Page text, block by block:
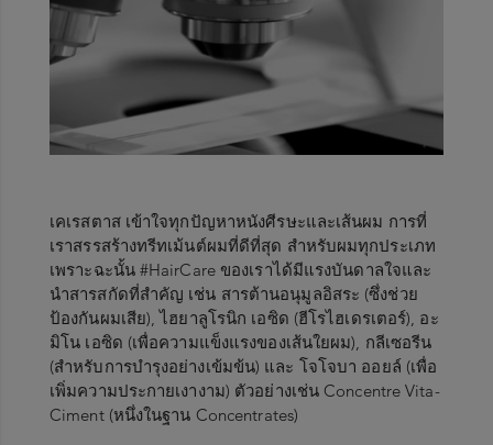
เคเรสตาส เข้าใจทุกปัญหาหนังศีรษะและเส้นผม การที่
เราสรรสร้างทรีทเม้นต์ผมที่ดีที่สุด สำหรับผมทุกประเภท
เพราะฉะนั้น #HairCare ของเราได้มีแรงบันดาลใจและ
นำสารสกัดที่สำคัญ เช่น สารต้านอนุมูลอิสระ (ซึ่งช่วย
ป้องกันผมเสีย), ไฮยาลูโรนิก เอซิด (ฮีโรไฮเดรเตอร์), อะ
มิโน เอซิด (เพื่อความแข็งแรงของเส้นใยผม), กลีเซอรีน
(สำหรับการบำรุงอย่างเข้มข้น) และ โจโจบา ออยล์ (เพื่อ
เพิ่มความประกายเงางาม) ตัวอย่างเช่น Concentre Vita-
Ciment (หนึ่งในฐาน Concentrates)